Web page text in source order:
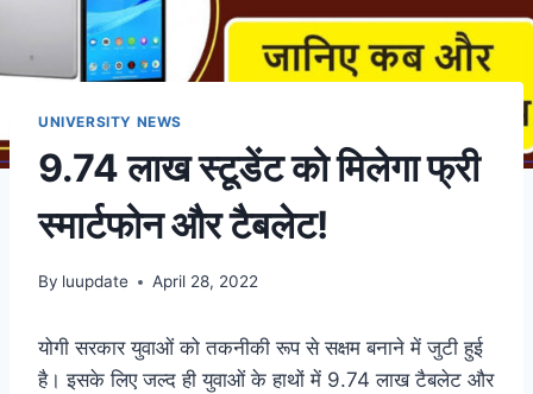
UNIVERSITY NEWS
9.74 लाख स्टूडेंट को मिलेगा फ्री
स्मार्टफोन और टैबलेट!
By luupdate April 28, 2022
योगी सरकार युवाओं को तकनीकी रूप से सक्षम बनाने में जुटी हुई
है। इसके लिए जल्द ही युवाओं के हाथों में 9.74 लाख टैबलेट और